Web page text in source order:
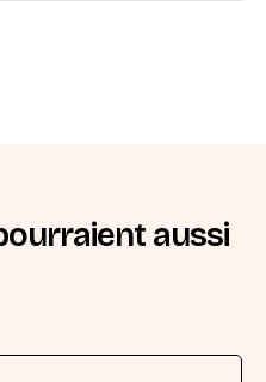
aussi